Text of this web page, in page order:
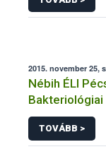
2015. november 25,
Nébih ÉLI
Laboratórium
TOVÁBB >